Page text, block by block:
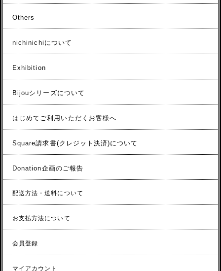
Others
nichinichiについて
Exhibition
Bijouシリーズについて
はじめてご利用いただくお客様へ
Square請求書(クレジット決済)について
Donation企画のご報告
配送方法・送料について
お支払方法について
会員登録
マイアカウント